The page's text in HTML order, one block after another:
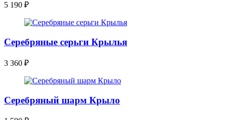
5 190 ₽
Серебряные серьги Крылья
3 360 ₽
Серебряный шарм Крыло